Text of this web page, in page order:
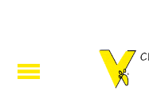
Defina as suas
Este website utiliza cookies
funcionais, para lhe